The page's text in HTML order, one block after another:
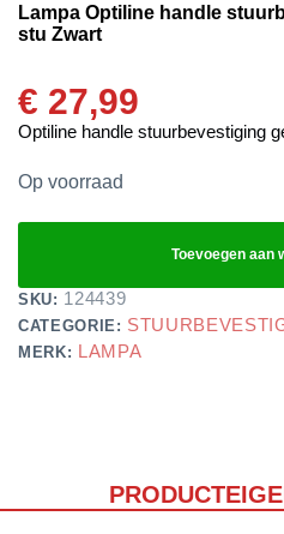
Lampa Optiline handle
stu Zwart
€ 27,99
Optiline handle stuurbevestiging
Op voorraad
Toevoegen aan
SKU: 124439
CATEGORIE:
MERK: LAMPA